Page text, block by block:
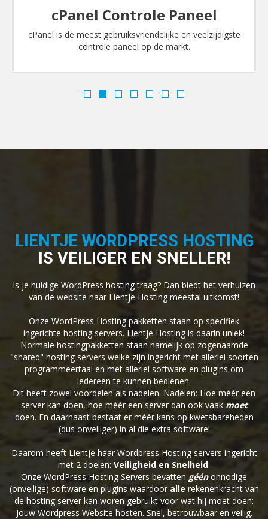
cPanel Controle Paneel
cPanel is de meest gebruiksvriendelijke en veelzijdigste
controle paneel op de markt.
LIENTJE WORDPRESS HOSTING
IS VEILIGER EN SNELLER!
Is je huidige WordPress hosting traag? Dan biedt het verhuizen
van de website naar Lientje Hosting meestal uitkomst!
Onze WordPress Hosting pakketten staan op specifiek
ingerichte hosting servers. Lientje Hosting is daarin uniek!
Normale hostingpakketten staan namelijk op zogenaamde
"shared" hosting servers welke zijn ingericht met allerlei soorten
programmeertaal en met allerlei software en plugins om
iedereen te kunnen bedienen.
Dit heeft zowel voordelen als nadelen. Nadelen: Hoe méér een
server kan doen, hoe méér een server dan ook vaak moet
doen. En daarnaast bestaat er méér kans op kwetsbareheden
(dus onveiliger) in al die extra software!
Daarom heeft Lientje haar Wordpress Hosting servers ingericht
met 2 doelen: Veiligheid en Snelheid.
Onze WordPress Hosting Servers bevatten géénonnodige
(onveilige) software en plugins waardoor alle rekenenkracht van
de hosting server kan woren gebruikt voor wat hij moet doen:
Jouw Wordpress Website hosten. Snel, betrouwbaar en veilig.